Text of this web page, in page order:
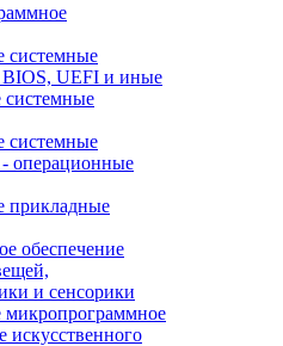
системные
UEFI и иные
системные
системные
операционные
прикладные
обеспечение
и сенсорики
микропрограммное
искусственного